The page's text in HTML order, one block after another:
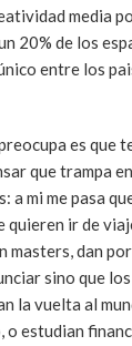
media
20% de los
entre los
es que
que trampa
de viaje por el
masters, dan
sino que
la vuelta al
o estudian